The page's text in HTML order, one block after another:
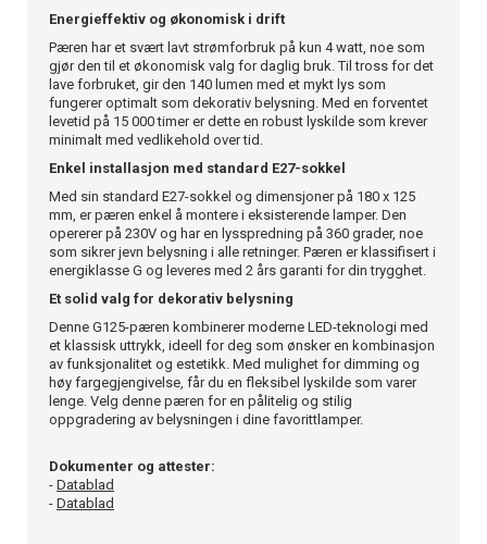
Energieffektiv og økonomisk i drift
Pæren har et svært lavt strømforbruk på kun 4 watt, noe som
gjør den til et økonomisk valg for daglig bruk. Til tross for det
lave forbruket, gir den 140 lumen med et mykt lys som
fungerer optimalt som dekorativ belysning. Med en forventet
levetid på 15 000 timer er dette en robust lyskilde som krever
minimalt med vedlikehold over tid.
Enkel installasjon med standard E27-sokkel
Med sin standard E27-sokkel og dimensjoner på 180 x 125
mm, er pæren enkel å montere i eksisterende lamper. Den
opererer på 230V og har en lysspredning på 360 grader, noe
som sikrer jevn belysning i alle retninger. Pæren er klassifisert i
energiklasse G og leveres med 2 års garanti for din trygghet.
Et solid valg for dekorativ belysning
Denne G125-pæren kombinerer moderne LED-teknologi med
et klassisk uttrykk, ideell for deg som ønsker en kombinasjon
av funksjonalitet og estetikk. Med mulighet for dimming og
høy fargegjengivelse, får du en fleksibel lyskilde som varer
lenge. Velg denne pæren for en pålitelig og stilig
oppgradering av belysningen i dine favorittlamper.
Dokumenter og attester:
- Datablad
- Datablad